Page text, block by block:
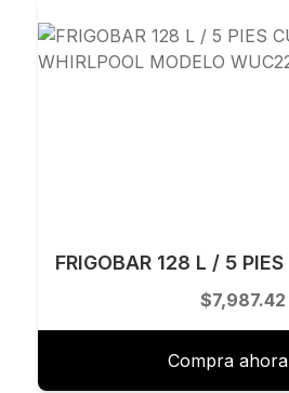
$7,987.42
Compra ahora